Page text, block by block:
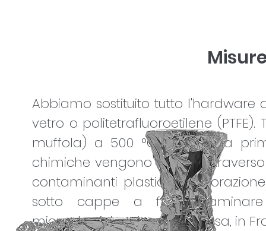
Abbiamo sostituito tutto l'hardware
vetro o politetrafluoroetilene
muffola) a 500 °C per un'ora
chimiche vengono filtrate
contaminanti plastici.
sotto cappe a flusso
microplastiche, situato a Tolosa, in